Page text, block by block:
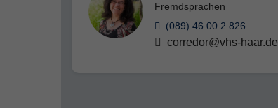
Fremdsprachen
(089) 46 00 2 826
corredor@vhs-haar.de